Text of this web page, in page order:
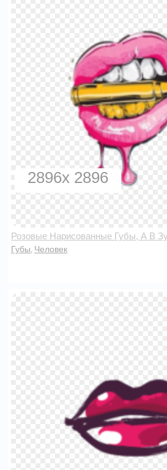
2896x 2896
Розовые Нарисованные Губы, А В
Губы Человек